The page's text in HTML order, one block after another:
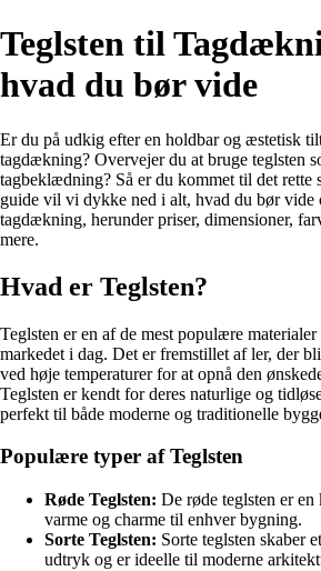
Teglsten til
hvad du bør vide
Er du på udkig efter en holdbar og æstetisk
tagdækning? Overvejer du at bruge teglsten
tagbeklædning? Så er du kommet til det rette
guide vil vi dykke ned i alt, hvad du bør vide
tagdækning, herunder priser, dimensioner,
mere.
Hvad er Teglsten?
Teglsten er en af de mest populære
markedet i dag. Det er fremstillet af ler, der
ved høje temperaturer for at opnå den
Teglsten er kendt for deres naturlige og
perfekt til både moderne og traditionelle
Populære typer af Teglsten
Røde Teglsten: De røde teglsten er
varme og charme til enhver bygning.
Sorte Teglsten: Sorte teglsten skaber
udtryk og er ideelle til moderne